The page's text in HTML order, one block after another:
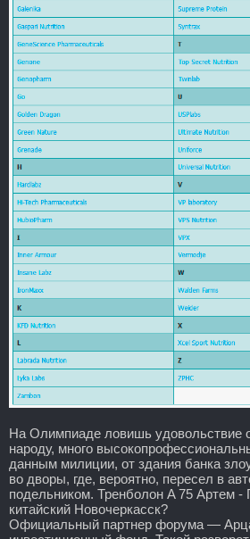
На Олимпиаде ловишь удовольствие
народу, много
данным милиции, от здания банка
во дворы, где, вероятно, пересел в
подельником. Тренболон A 75 Артем -
китайский Новочеркасск?
Официальный партнер форума —